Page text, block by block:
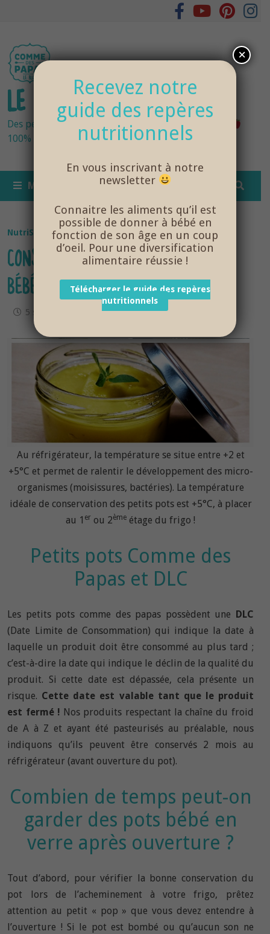
LE BLOG DES PAPAS
Des petits pots bébés fraîchement cuisinés
100% bio et de saison… et cela change tout !
MENU
NutriSanté
CONSERVATION DES PETITS POTS
BÉBÉ
5 septembre 2017
Au réfrigérateur, la température se situe entre +2 et
+5°C et permet de ralentir le développement des micro-
organismes (moisissures, bactéries). La température
idéale de conservation des petits pots est +5°C, à placer
au 1 er ou 2ème étage du frigo !
Petits pots Comme des
Papas et DLC
Les petits pots comme des papas possèdent une DLC
(Date Limite de Consommation) qui indique la date à
laquelle un produit doit être consommé au plus tard ;
c’est-à-dire la date qui indique le déclin de la qualité du
produit. Si cette date est dépassée, cela présente un
risque. Cette date est valable tant que le produit
est fermé ! Nos produits respectant la chaîne du froid
de A à Z et ayant été pasteurisés au préalable, nous
indiquons qu’ils peuvent être conservés 2 mois au
réfrigérateur (avant ouverture du pot).
Combien de temps peut-on
garder des pots bébé en
verre après ouverture ?
Tout d’abord, pour vérifier la bonne conservation du
pot lors de l’acheminement à votre frigo, prêtez
attention au petit « pop » que vous devez entendre à
l’ouverture ! Si le pot est bombé ou qu’aucun son ne
Recevez notre
guide des repères
nutritionnels
En vous inscrivant à notre
newsletter
Connaitre les aliments qu’il est
possible de donner à bébé en
fonction de son âge en un coup
d’oeil. Pour une diversification
alimentaire réussie !
Télécharger le guide des repères
nutritionnels
×